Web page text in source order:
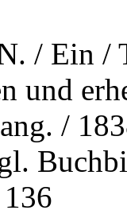
/ Ein /
und
/